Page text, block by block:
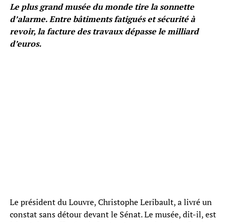
Le plus grand musée du monde tire la sonnette
d’alarme. Entre bâtiments fatigués et sécurité à
revoir, la facture des travaux dépasse le milliard
d’euros.
Le président du Louvre, Christophe Leribault, a livré un
constat sans détour devant le Sénat. Le musée, dit-il, est